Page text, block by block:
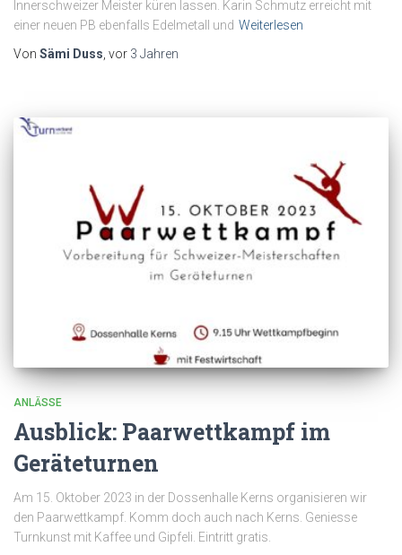
Innerschweizer Meister küren lassen. Karin Schmutz erreicht mit
einer neuen PB ebenfalls Edelmetall und Weiterlesen
Von Sämi Duss, vor 3 Jahren
ANLÄSSE
Ausblick: Paarwettkampf im
Geräteturnen
Am 15. Oktober 2023 in der Dossenhalle Kerns organisieren wir
den Paarwettkampf. Komm doch auch nach Kerns. Geniesse
Turnkunst mit Kaffee und Gipfeli. Eintritt gratis.